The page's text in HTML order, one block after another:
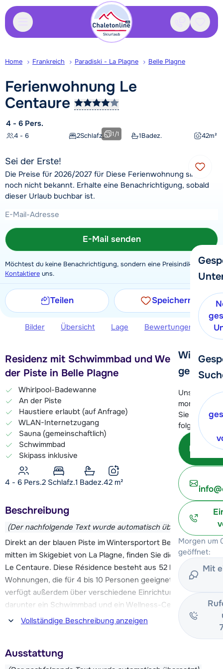
Kontakt
Wir
gerne
Unser
momentan
Sie können
folgenden
Morgen um
geöffnet:
Mit
Home Frankreich Paradiski - La Plagne Belle Plagne
Ferienwohnung Le
Centaure
4 - 6 Pers.
4 - 6 2Schlafz. 1Badez. 42m²
1/1
Sei der Erste!
Die Preise für 2026/2027 für Diese Ferienwohnung sind
noch nicht bekannt. Erhalte eine Benachrichtigung, sobald
dieser Urlaub buchbar ist.
E-Mail senden
Möchtest du keine Benachrichtigung, sondern eine Preisindikation?
Kontaktiere uns.
Teilen Speichern
Bilder Übersicht Lage Bewertungen
Residenz mit Schwimmbad und Wellness an
der Piste in Belle Plagne
Whirlpool-Badewanne
An der Piste
Haustiere erlaubt (auf Anfrage)
WLAN-Internetzugang
Sauna (gemeinschaftlich)
Schwimmbad
Skipass inklusive
4 - 6 Pers.2 Schlafz.1 Badez.42 m²
Beschreibung
(Der nachfolgende Text wurde automatisch übersetzt)
Direkt an der blauen Piste im Wintersportort Belle Plagne,
mitten im Skigebiet von La Plagne, finden Sie die Résidence
Le Centaure. Diese Résidence besteht aus 52 komfortablen
Wohnungen, die für 4 bis 10 Personen geeignet sind, und
verfügt außerdem über verschiedene Einrichtungen,
darunter ein Schwimmbad und ein Wellness-Center.
Über die blaue Piste, die an der Residenz vorbeiführt,
erreichen Sie die Skilifte, die einen weiteren Zugang zum
Skigebiet bieten. Zusammen mit Les Arcs bildet La Plagne
Vollständige Beschreibung anzeigen
Ausstattung